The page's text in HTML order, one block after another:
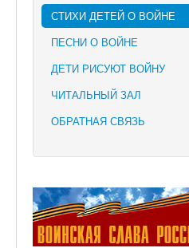
СТИХИ ДЕТЕЙ О ВОЙНЕ
ПЕСНИ О ВОЙНЕ
ДЕТИ РИСУЮТ ВОЙНУ
ЧИТАЛЬНЫЙ ЗАЛ
ОБРАТНАЯ СВЯЗЬ